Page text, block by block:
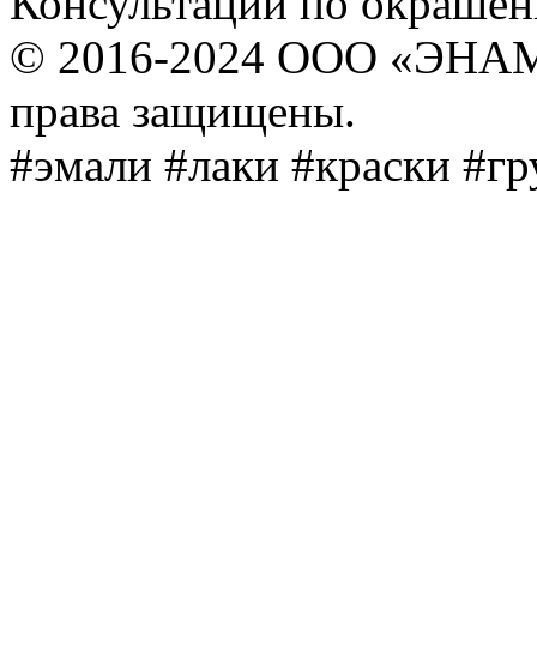
© 2016-2024 ООО
права защищены.
#эмали #лаки #краски